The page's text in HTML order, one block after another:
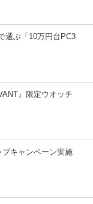
選ぶ「10万円台PC3
』限定ウオッチ
プキャンペーン実施